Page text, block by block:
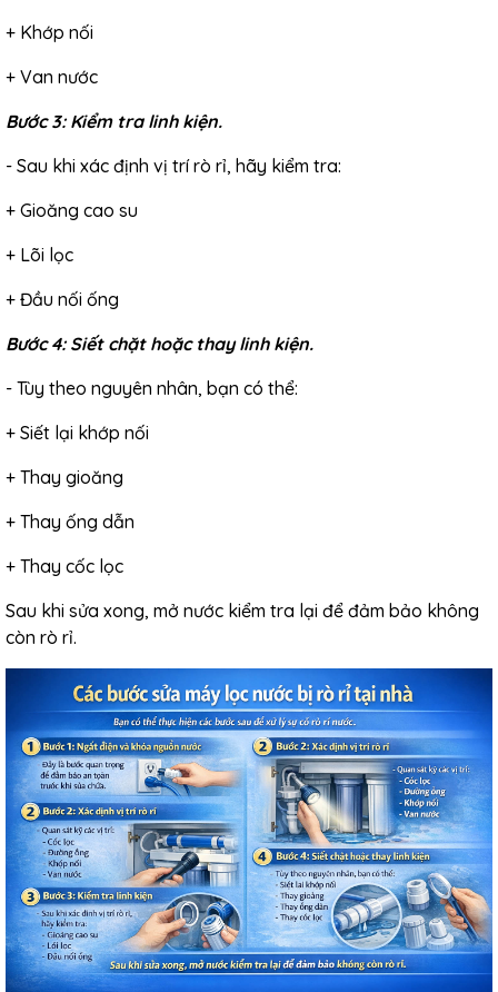
+ Khớp nối
+ Van nước
Bước 3: Kiểm tra linh kiện.
- Sau khi xác định vị trí rò rỉ, hãy kiểm tra:
+ Gioăng cao su
+ Lõi lọc
+ Đầu nối ống
Bước 4: Siết chặt hoặc thay linh kiện.
- Tùy theo nguyên nhân, bạn có thể:
+ Siết lại khớp nối
+ Thay gioăng
+ Thay ống dẫn
+ Thay cốc lọc
Sau khi sửa xong, mở nước kiểm tra lại để đảm bảo không
còn rò rỉ.